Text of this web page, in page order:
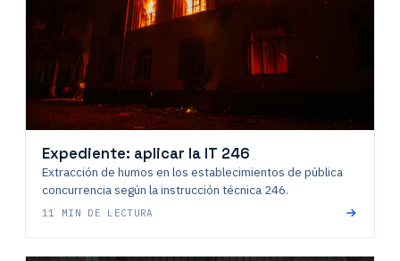
Expediente: aplicar la IT 246
Extracción de humos en los establecimientos de pública
concurrencia según la instrucción técnica 246.
11 MIN DE LECTURA